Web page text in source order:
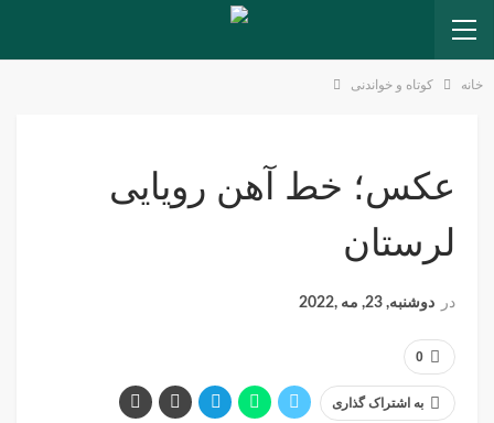
خانه کوتاه و خواندنی
عکس؛ خط آهن رویایی
لرستان
در دوشنبه, 23, مه ,2022
0
به اشتراک گذاری